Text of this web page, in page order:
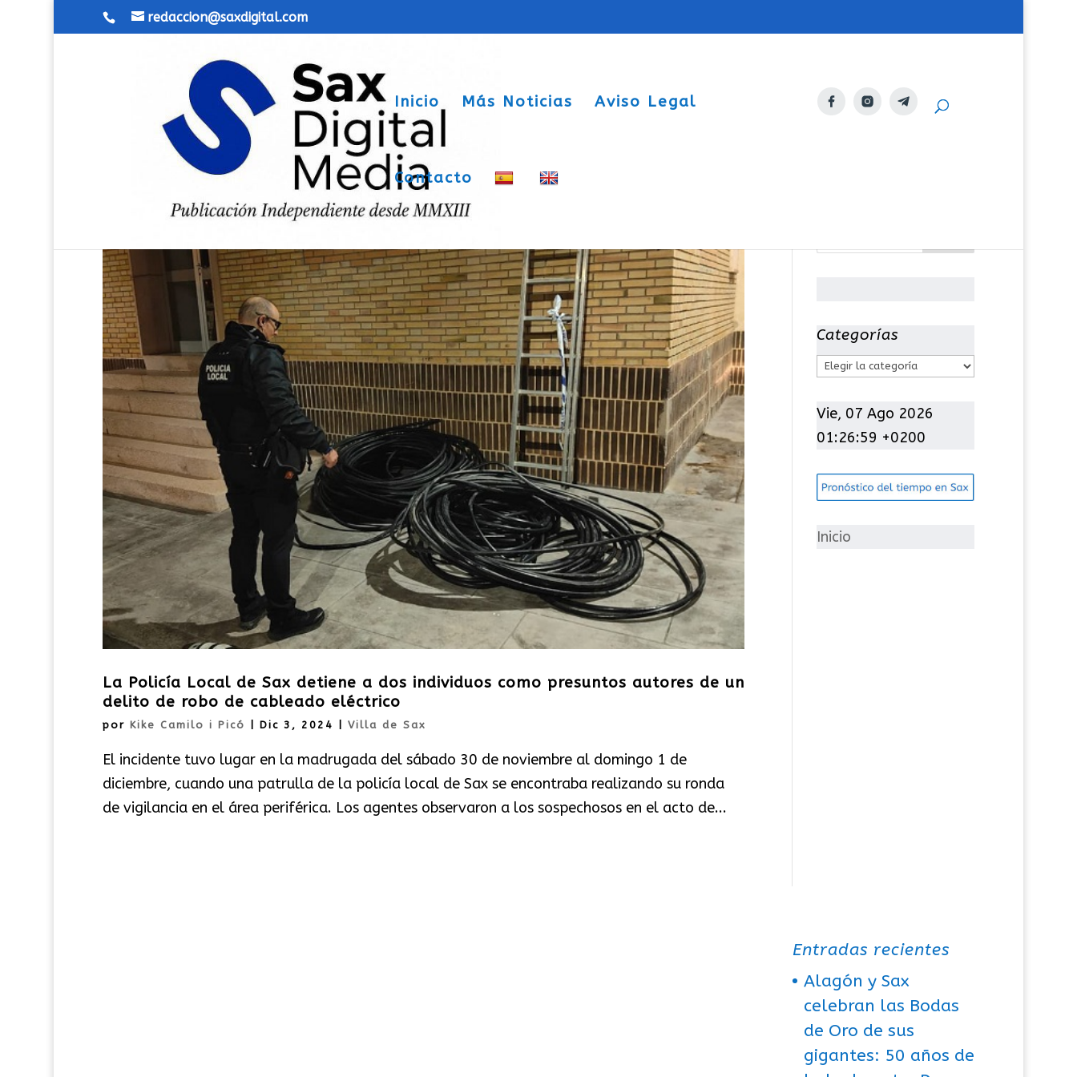
redaccion@saxdigital.com
Inicio Más Noticias Aviso Legal
Contacto
La Policía Local de Sax detiene a dos individuos como presuntos autores de un
delito de robo de cableado eléctrico
por Kike Camilo i Picó Dic 3, 2024 Villa de Sax
El incidente tuvo lugar en la madrugada del sábado 30 de noviembre al domingo 1 de
diciembre, cuando una patrulla de la policía local de Sax se encontraba realizando su ronda
de vigilancia en el área periférica. Los agentes observaron a los sospechosos en el acto de...
Categorías
C
t
e
o
í
Vie, 07 Ago 2026
01:27:00 +0200
Inicio
Entradas recientes
Alagón y Sax
celebran las Bodas
de Oro de sus
gigantes: 50 años de